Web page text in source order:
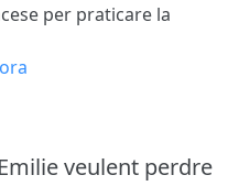
per praticare la
veulent perdre